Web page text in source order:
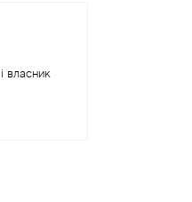
власник